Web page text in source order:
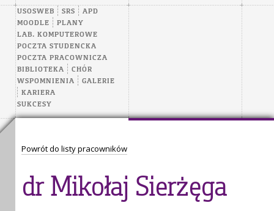
USOSWEB SRS
APD
MOODLE
PLANY
LAB. KOMPUTEROWE
POCZTA STUDENCKA
POCZTA PRACOWNICZA
BIBLIOTEKA
CHÓR
WSPOMNIENIA
GALERIE
KARIERA
SUKCESY
Powrót do listy pracowników
dr Mikołaj Sierżęga